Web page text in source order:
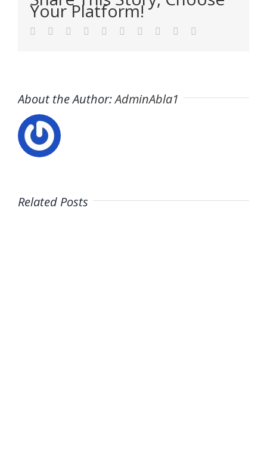
Your Platform!
Facebook
TwitterLinkedIn
Reddit WhatsApp
TumblrPinterest Xing
About the Author:AdminAbla1
Related Posts